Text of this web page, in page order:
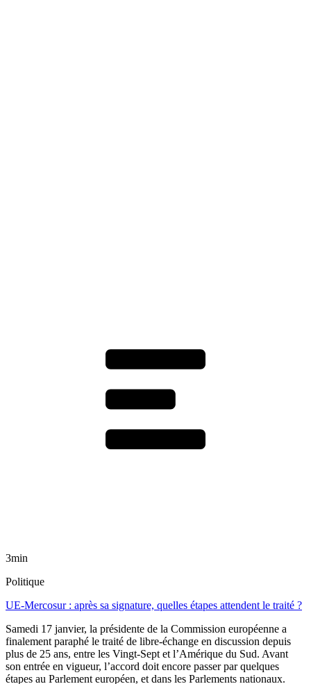
3min
Politique
UE-Mercosur : après sa signature, quelles étapes attendent le traité ?
Samedi 17 janvier, la présidente de la Commission européenne a
finalement paraphé le traité de libre-échange en discussion depuis
plus de 25 ans, entre les Vingt-Sept et l’Amérique du Sud. Avant
son entrée en vigueur, l’accord doit encore passer par quelques
étapes au Parlement européen, et dans les Parlements nationaux.